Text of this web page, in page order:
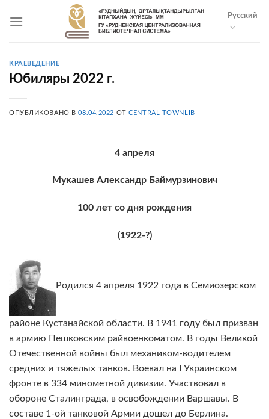
Русский
КРАЕВЕДЕНИЕ
Юбиляры 2022 г.
ОПУБЛИКОВАНО В08.04.2022 ОТCENTRAL TOWNLIB
4 апреля
Мукашев Александр Баймурзинович
100 лет со дня рождения
(1922-?)
Родился 4 апреля 1922 года в Семиозерском
районе Кустанайской области. В 1941 году был призван
в армию Пешковским райвоенкоматом. В годы Великой
Отечественной войны был механиком-водителем
средних и тяжелых танков. Воевал на І Украинском
фронте в 334 минометной дивизии. Участвовал в
обороне Сталинграда, в освобождении Варшавы. В
составе 1-ой танковой Армии дошел до Берлина.